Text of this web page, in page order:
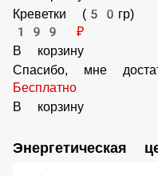
Арахис (30 гр.)
59 ₽
В корзину
Брокколи (50 гр.)
В корзину